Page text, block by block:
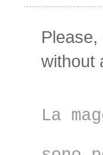
Please,
without
La